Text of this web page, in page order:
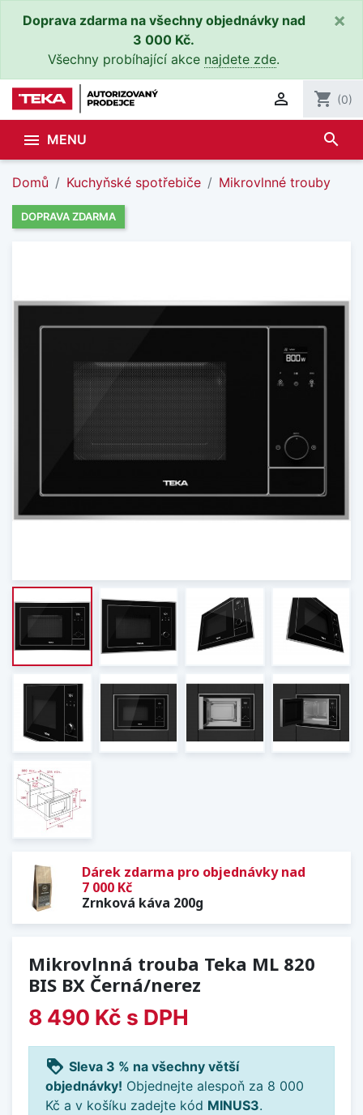
Doprava zdarma na všechny objednávky nad
3 000 Kč.
Všechny probíhající akce najdete zde.
×
 shopping_cart (0)
 MENU search
Domů Kuchyňské spotřebiče Mikrovlnné trouby
DOPRAVA ZDARMA
Dárek zdarma pro objednávky nad
7 000 Kč
Zrnková káva 200g
Mikrovlnná trouba Teka ML 820
BIS BX Černá/nerez
8 490 Kč s DPH
loyalty Sleva 3 % na všechny větší
objednávky! Objednejte alespoň za 8 000
Kč a v košíku zadejte kód MINUS3.